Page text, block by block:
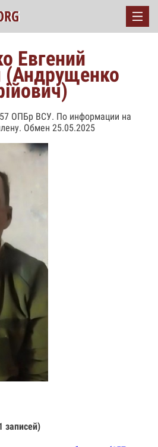
Евгений
(Андрущенко
ОПБр ВСУ. По информации на
Обмен 25.05.2025
записей)